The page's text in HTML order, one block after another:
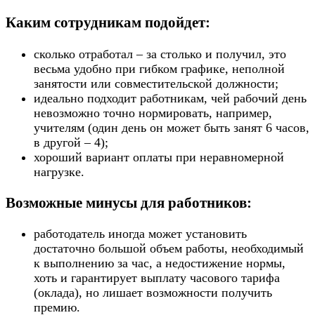
Каким сотрудникам подойдет:
сколько отработал – за столько и получил, это
весьма удобно при гибком графике, неполной
занятости или совместительской должности;
идеально подходит работникам, чей рабочий день
невозможно точно нормировать, например,
учителям (один день он может быть занят 6 часов,
в другой – 4);
хороший вариант оплаты при неравномерной
нагрузке.
Возможные минусы для работников:
работодатель иногда может установить
достаточно большой объем работы, необходимый
к выполнению за час, а недостижение нормы,
хоть и гарантирует выплату часового тарифа
(оклада), но лишает возможности получить
премию.